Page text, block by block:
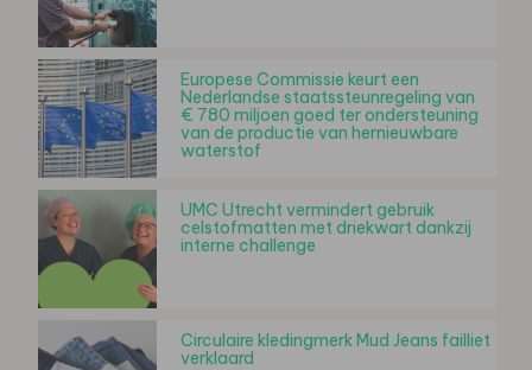
Europese Commissie keurt een
Nederlandse staatssteunregeling van
€ 780 miljoen goed ter ondersteuning
van de productie van hernieuwbare
waterstof
UMC Utrecht vermindert gebruik
celstofmatten met driekwart dankzij
interne challenge
Circulaire kledingmerk Mud Jeans failliet
verklaard